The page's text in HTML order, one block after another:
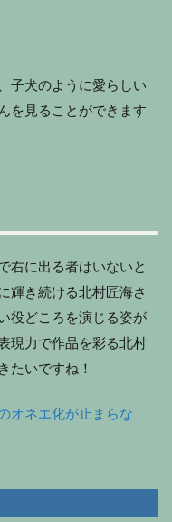
子犬のように愛らしい
を見ることができます
右に出る者はいないと
輝き続ける北村匠海さ
役どころを演じる姿が
現力で作品を彩る北村
たいですね！
オネエ化が止まらな